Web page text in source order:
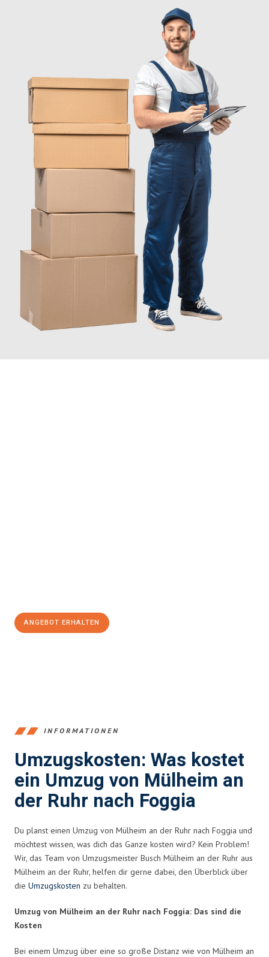
ANGEBOT ERHALTEN
INFORMATIONEN
Umzugskosten: Was kostet
ein Umzug von Mülheim an
der Ruhr nach Foggia
Du planst einen Umzug von Mülheim an der Ruhr nach Foggia und
möchtest wissen, was dich das Ganze kosten wird? Kein Problem!
Wir, das Team von Umzugsmeister Busch Mülheim an der Ruhr aus
Mülheim an der Ruhr, helfen dir gerne dabei, den Überblick über
die Umzugskosten zu behalten.
Umzug von Mülheim an der Ruhr nach Foggia: Das sind die
Kosten
Bei einem Umzug über eine so große Distanz wie von Mülheim an